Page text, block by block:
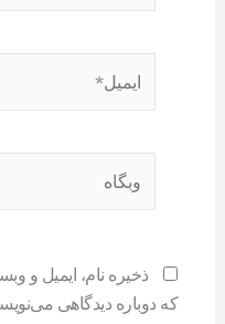
ذخیره نام، ایمیل و
که دوباره دیدگاهی